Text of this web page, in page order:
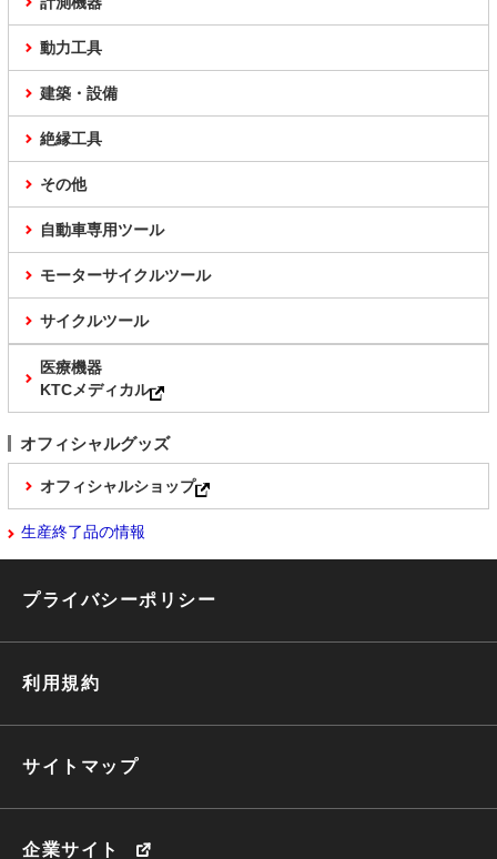
動力工具
建築・設備
絶縁工具
その他
自動車専用ツール
モーターサイクルツール
サイクルツール
医療機器
KTCメディカル
オフィシャルグッズ
オフィシャルショップ
生産終了品の情報
プライバシーポリシー
利用規約
サイトマップ
企業サイト